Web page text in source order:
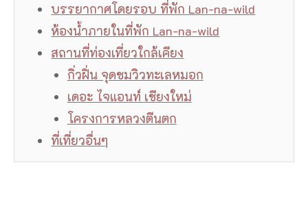
บรรยากาศโดยรอบ ที่พัก Lan-na-wild
ห้องน้ำภายในที่พัก Lan-na-wild
สถานที่ท่องเที่ยวใกล้เคียง
กิ่วฝิ่น จุดชมวิวทะเลหมอก
เดอะ ไจแอนท์ เชียงใหม่
โครงการหลวงตีนตก
ที่เที่ยวอื่นๆ